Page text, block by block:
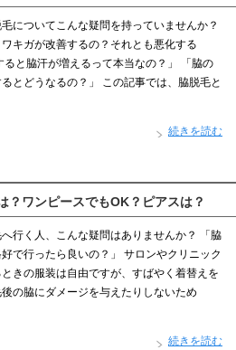
についてこんな疑問を持っていませんか？
ワキガが改善するの？それとも悪化する
ると脇汗が増えるって本当なの？」 「脇の
とどうなるの？」 この記事では、脇脱毛と
続きを読む
？ワンピースでもOK？ピアスは？
行く人、こんな疑問はありませんか？ 「脇
で行ったら良いの？」 サロンやクリニック
きの服装は自由ですが、すばやく着替えを
の脇にダメージを与えたりしないため
続きを読む